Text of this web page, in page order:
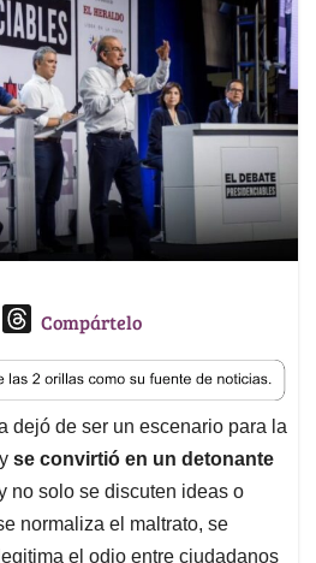
T
r
e
a
d
s
Compártelo
dejó de ser un escenario para la
se convirtió en un detonante
no solo se discuten ideas o
normaliza el maltrato, se
el odio entre ciudadanos